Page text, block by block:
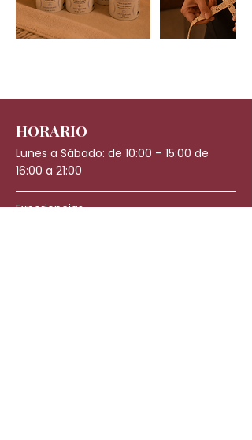
HORARIO
Lunes a Sábado: de 10:00 – 15:00 de
16:00 a 21:00
Experiencias